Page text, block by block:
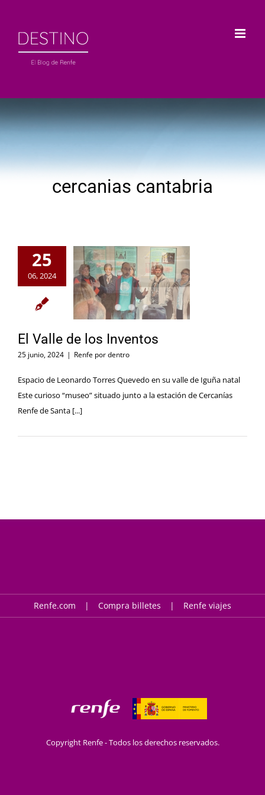
contenido
cercanias cantabria
25
06, 2024
El Valle de los Inventos
25 junio, 2024 | Renfe por dentro
Espacio de Leonardo Torres Quevedo en su valle de Iguña natal
Este curioso “museo” situado junto a la estación de Cercanías
Renfe de Santa [...]
Renfe.com Compra billetes Renfe viajes
Copyright Renfe - Todos los derechos reservados.